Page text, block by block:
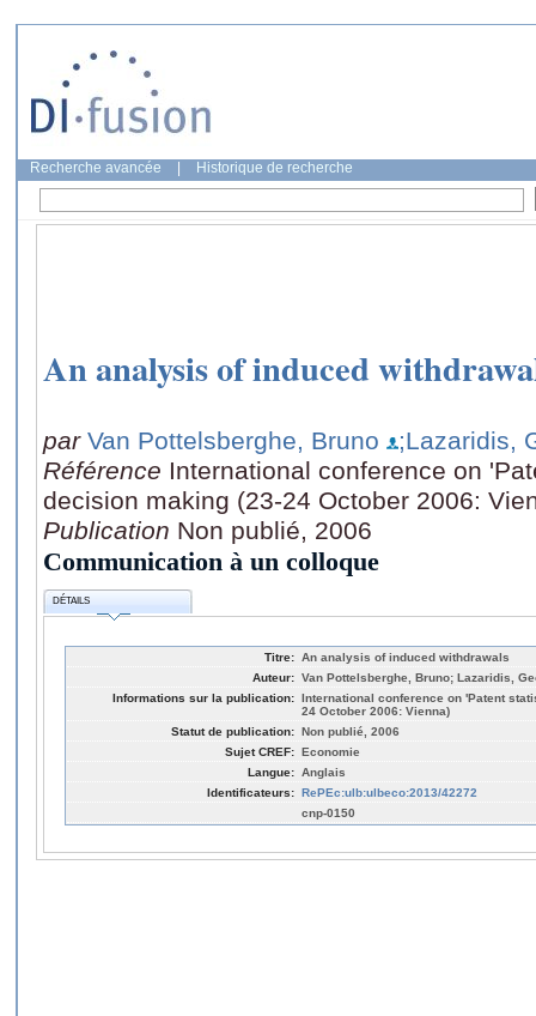
Recherche avancée Historique de recherche
An analysis of induced
par Van Pottelsberghe, Bruno
;Lazaridis,
Référence International conference on
decision making (23-24 October 2006:
Publication Non publié, 2006
Communication à un colloque
DÉTAILS
Titre: An analysis of induced withdrawals
Auteur: Van Pottelsberghe, Bruno; Lazaridis,
Informations sur la publication: International conference on 'Patent
24 October 2006: Vienna)
Statut de publication: Non publié, 2006
Sujet CREF: Economie
Langue: Anglais
Identificateurs: RePEc:ulb:ulbeco:2013/42272
cnp-0150